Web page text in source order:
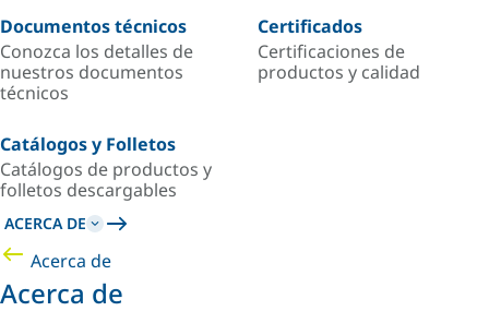
Documentos técnicos
Conozca los detalles de
nuestros documentos
técnicos
Certificados
Certificaciones de
productos y calidad
Catálogos y Folletos
Catálogos de productos y
folletos descargables
ACERCA DE
Acerca de
Acerca de